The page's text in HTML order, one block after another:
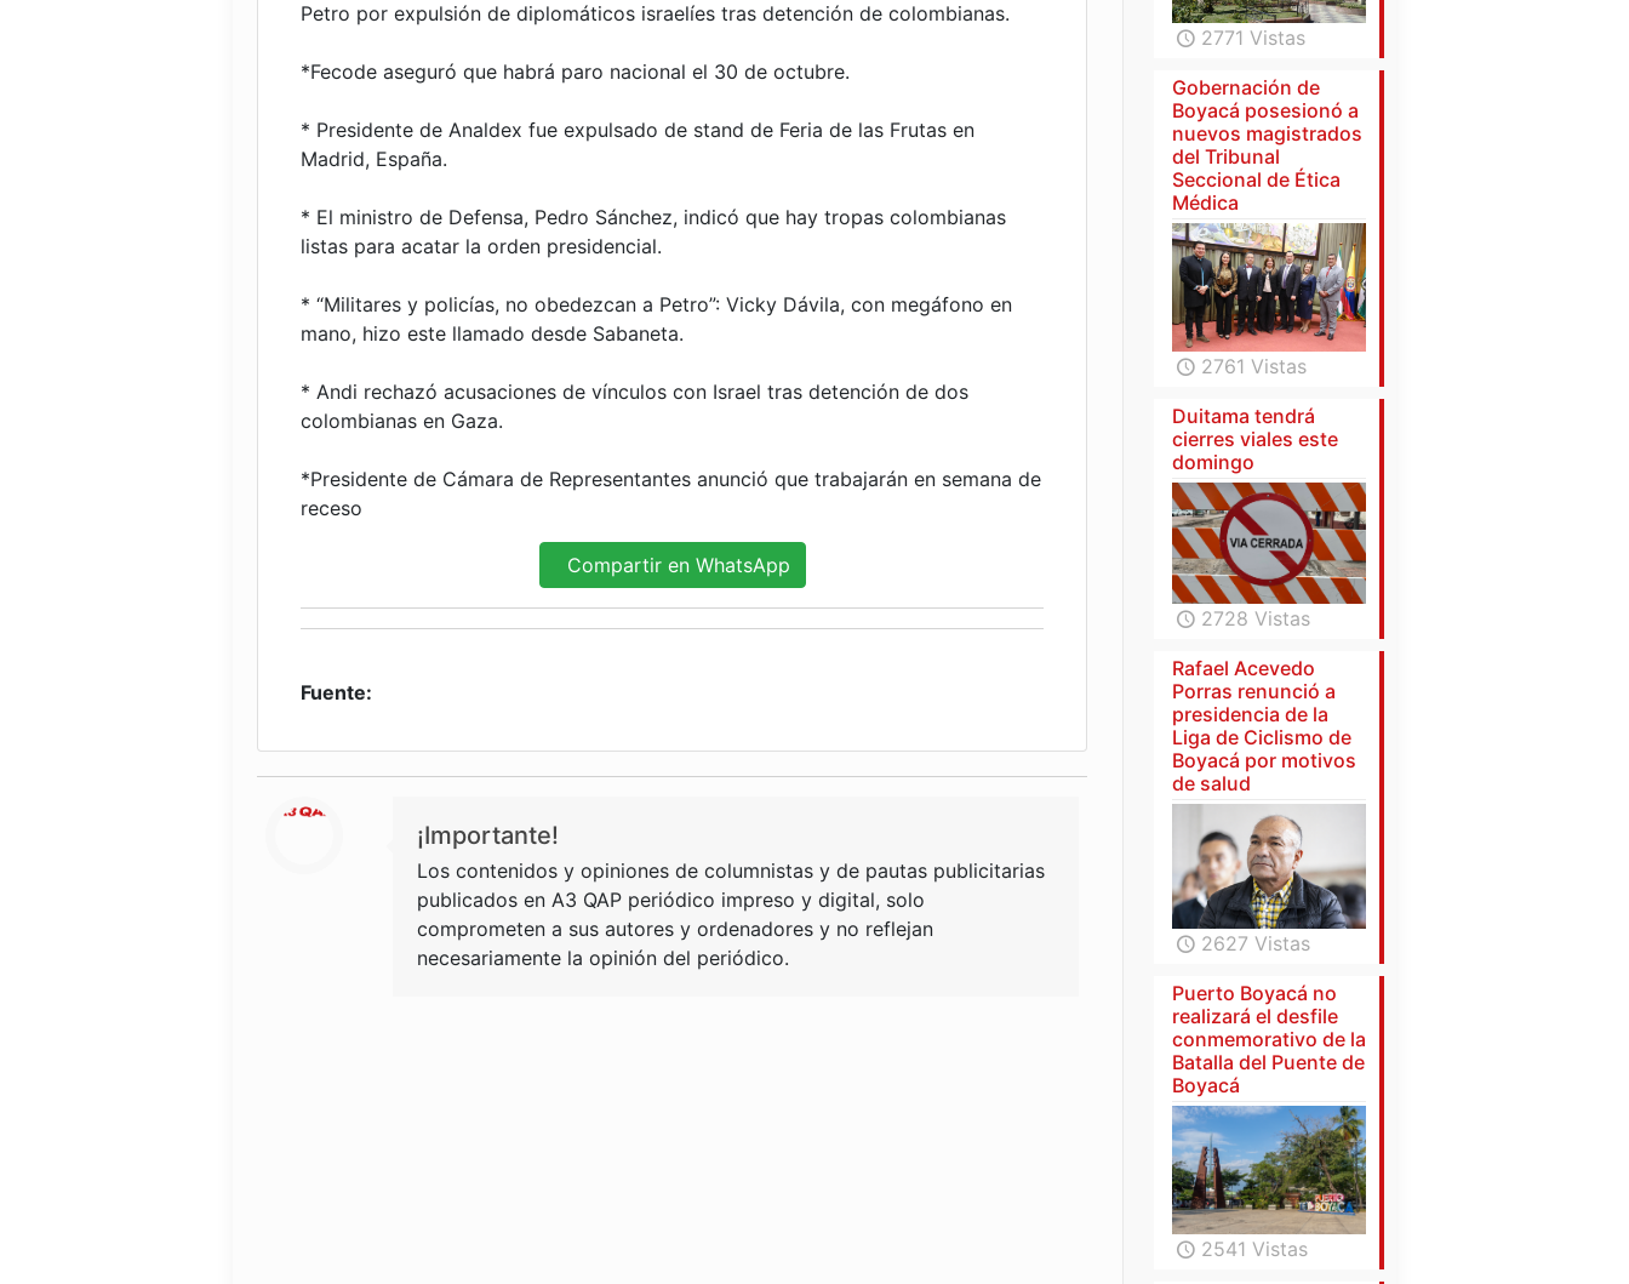
Petro por expulsión de diplomáticos israelíes tras detención de colombianas.
*Fecode aseguró que habrá paro nacional el 30 de octubre.
* Presidente de Analdex fue expulsado de stand de Feria de las Frutas en
Madrid, España.
* El ministro de Defensa, Pedro Sánchez, indicó que hay tropas colombianas
listas para acatar la orden presidencial.
* “Militares y policías, no obedezcan a Petro”: Vicky Dávila, con megáfono en
mano, hizo este llamado desde Sabaneta.
* Andi rechazó acusaciones de vínculos con Israel tras detención de dos
colombianas en Gaza.
*Presidente de Cámara de Representantes anunció que trabajarán en semana de
receso
Compartir en WhatsApp
Fuente:
¡Importante!
Los contenidos y opiniones de columnistas y de pautas publicitarias
publicados en A3 QAP periódico impreso y digital, solo
comprometen a sus autores y ordenadores y no reflejan
necesariamente la opinión del periódico.
2771 Vistas
Gobernación de
Boyacá posesionó a
nuevos magistrados
del Tribunal
Seccional de Ética
Médica
2761 Vistas
Duitama tendrá
cierres viales este
domingo
2728 Vistas
Rafael Acevedo
Porras renunció a
presidencia de la
Liga de Ciclismo de
Boyacá por motivos
de salud
2627 Vistas
Puerto Boyacá no
realizará el desfile
conmemorativo de la
Batalla del Puente de
Boyacá
2541 Vistas